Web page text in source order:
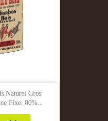
Naturel Gros
Fixe: 80%...